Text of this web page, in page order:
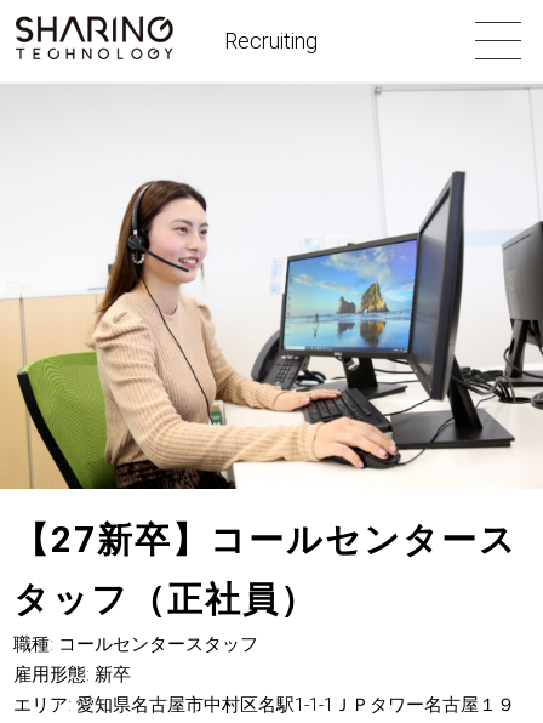
Recruiting
【27新卒】コールセンタース
タッフ（正社員）
職種: コールセンタースタッフ
雇用形態: 新卒
エリア: 愛知県名古屋市中村区名駅1-1-1ＪＰタワー名古屋１９